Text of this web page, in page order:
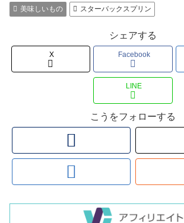
美味しいもの スターバックスプリン
シェアする
X Facebook
LINE
こうをフォローする